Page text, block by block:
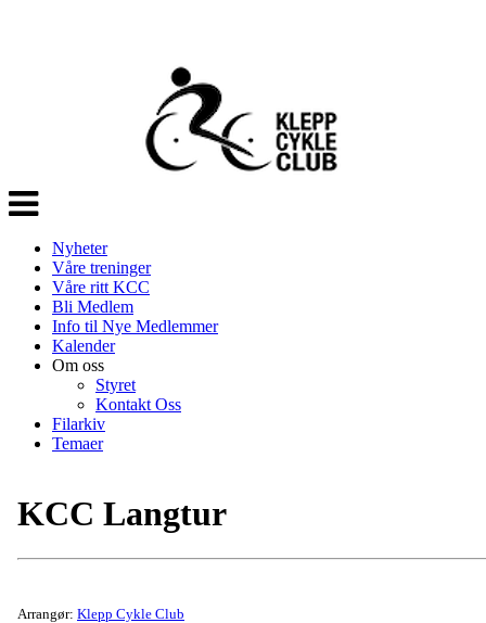
Veksle
navigasjon
Nyheter
Våre treninger
Våre ritt KCC
Bli Medlem
Info til Nye Medlemmer
Kalender
Om oss
Styret
Kontakt Oss
Filarkiv
Temaer
KCC Langtur
Arrangør: Klepp Cykle Club